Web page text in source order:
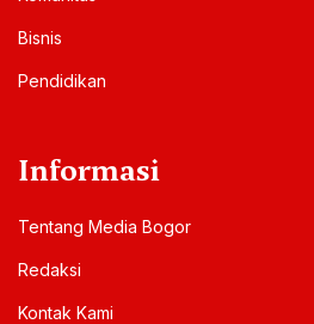
Bisnis
Pendidikan
Informasi
Tentang Media Bogor
Redaksi
Kontak Kami